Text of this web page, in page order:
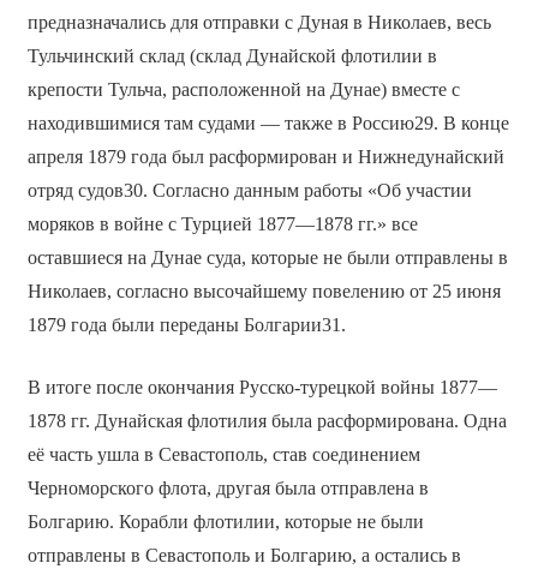
предназначались для отправки с Дуная в Николаев, весь
Тульчинский склад (склад Дунайской флотилии в
крепости Тульча, расположенной на Дунае) вместе с
находившимися там судами — также в Россию29. В конце
апреля 1879 года был расформирован и Нижнедунайский
отряд судов30. Согласно данным работы «Об участии
моряков в войне с Турцией 1877—1878 гг.» все
оставшиеся на Дунае суда, которые не были отправлены в
Николаев, согласно высочайшему повелению от 25 июня
1879 года были переданы Болгарии31.
В итоге после окончания Русско-турецкой войны 1877—
1878 гг. Дунайская флотилия была расформирована. Одна
её часть ушла в Севастополь, став соединением
Черноморского флота, другая была отправлена в
Болгарию. Корабли флотилии, которые не были
отправлены в Севастополь и Болгарию, а остались в